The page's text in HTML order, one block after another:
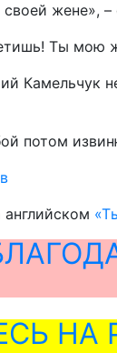
жене», –
Ты мою
Камельчук
потом
английском
НА